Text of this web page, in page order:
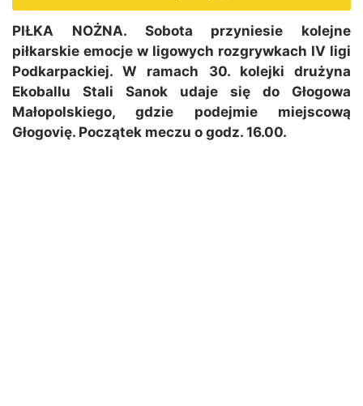
PIŁKA NOŻNA. Sobota przyniesie kolejne
piłkarskie emocje w ligowych rozgrywkach IV ligi
Podkarpackiej. W ramach 30. kolejki drużyna
Ekoballu Stali Sanok udaje się do Głogowa
Małopolskiego, gdzie podejmie miejscową
Głogovię. Początek meczu o godz. 16.00.